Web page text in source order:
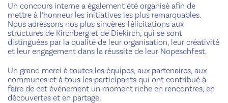
Un concours interne a également été organisé afin de
mettre à l’honneur les initiatives les plus remarquables.
Nous adressons nos plus sincères félicitations aux
structures de Kirchberg et de Diekirch, qui se sont
distinguées par la qualité de leur organisation, leur créativité
et leur engagement dans la réussite de leur Nopeschfest.
Un grand merci à toutes les équipes, aux partenaires, aux
communes et à tous les participants qui ont contribué à
faire de cet événement un moment riche en rencontres, en
découvertes et en partage.